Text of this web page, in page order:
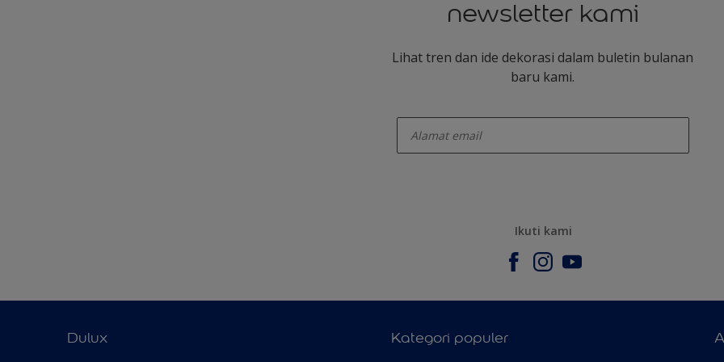
newsletter kami
Lihat tren dan ide dekorasi dalam buletin bulanan
baru kami.
Ikuti kami
Dulux Kategori populer